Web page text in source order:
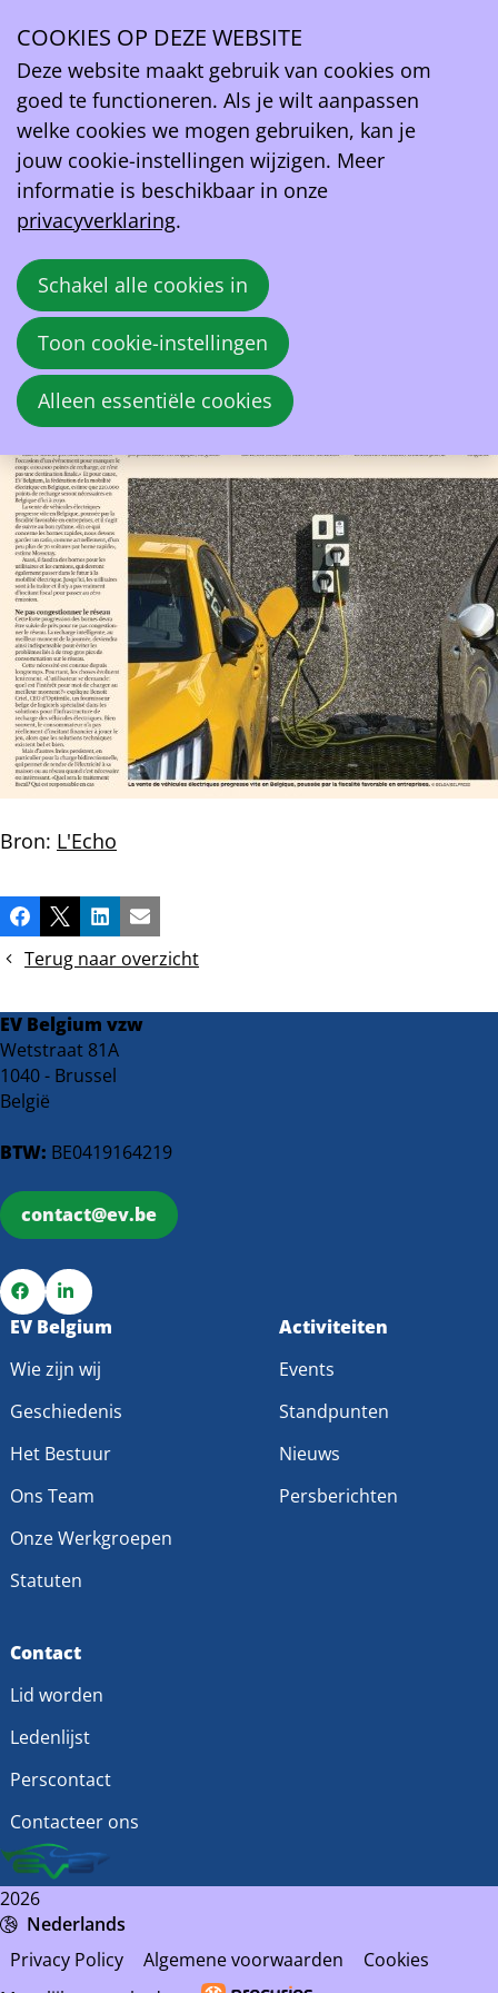
Zal België erin slagen om binnen vijf jaar
120.000 nieuwe laadpalen te installeren?
20 augustus 2025 om 20:00
Benjamin Everaert
Bron: L'Echo
Deel
dit
bericht
Facebook
X LinkedInE-mail
Terug naar overzicht
EV Belgium vzw
Wetstraat 81A
1040 - Brussel
België
BTW: BE0419164219
contact@ev.be
Ga
Facebook
Ga
LinkedIn
EV Belgium
Wie zijn wij
Geschiedenis
Het Bestuur
Ons Team
Onze Werkgroepen
Statuten
Activiteiten
Events
Standpunten
Nieuws
Persberichten
Contact
Lid worden
Ledenlijst
Perscontact
Contacteer ons
2026
Nederlands
Privacy Policy
Algemene voorwaarden
Cookies
COOKIES OP DEZE WEBSITE
Deze website maakt gebruik van cookies om
goed te functioneren. Als je wilt aanpassen
welke cookies we mogen gebruiken, kan je
jouw cookie-instellingen wijzigen. Meer
informatie is beschikbaar in onze
privacyverklaring.
Schakel alle cookies in
Toon cookie-instellingen
Alleen essentiële cookies